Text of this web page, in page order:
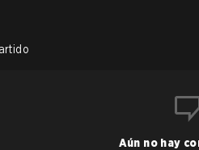
Aún no hay